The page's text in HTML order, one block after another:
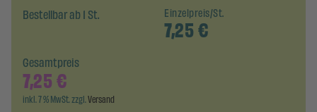
Bestellbar ab 1 St.
Einzelpreis/St.
7,25€
Gesamtpreis
7,25€
inkl. 7 % MwSt. zzgl.Versand